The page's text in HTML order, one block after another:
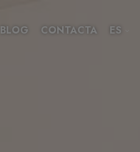
BLOG CONTACTA ES